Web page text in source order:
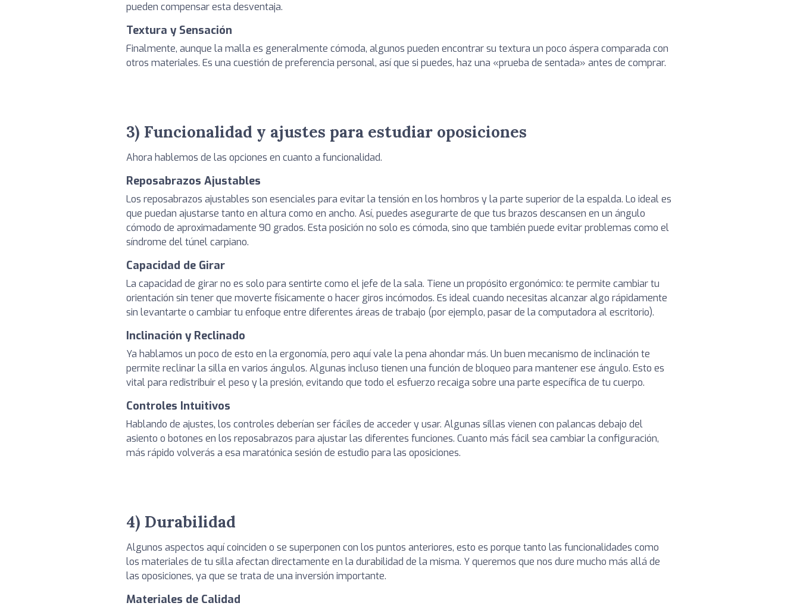
pueden compensar esta desventaja.
Textura y Sensación
Finalmente, aunque la malla es generalmente cómoda, algunos pueden encontrar su textura un poco áspera comparada con
otros materiales. Es una cuestión de preferencia personal, así que si puedes, haz una «prueba de sentada» antes de comprar.
3) Funcionalidad y ajustes para estudiar oposiciones
Ahora hablemos de las opciones en cuanto a funcionalidad.
Reposabrazos Ajustables
Los reposabrazos ajustables son esenciales para evitar la tensión en los hombros y la parte superior de la espalda. Lo ideal es
que puedan ajustarse tanto en altura como en ancho. Así, puedes asegurarte de que tus brazos descansen en un ángulo
cómodo de aproximadamente 90 grados. Esta posición no solo es cómoda, sino que también puede evitar problemas como el
síndrome del túnel carpiano.
Capacidad de Girar
La capacidad de girar no es solo para sentirte como el jefe de la sala. Tiene un propósito ergonómico: te permite cambiar tu
orientación sin tener que moverte físicamente o hacer giros incómodos. Es ideal cuando necesitas alcanzar algo rápidamente
sin levantarte o cambiar tu enfoque entre diferentes áreas de trabajo (por ejemplo, pasar de la computadora al escritorio).
Inclinación y Reclinado
Ya hablamos un poco de esto en la ergonomía, pero aquí vale la pena ahondar más. Un buen mecanismo de inclinación te
permite reclinar la silla en varios ángulos. Algunas incluso tienen una función de bloqueo para mantener ese ángulo. Esto es
vital para redistribuir el peso y la presión, evitando que todo el esfuerzo recaiga sobre una parte específica de tu cuerpo.
Controles Intuitivos
Hablando de ajustes, los controles deberían ser fáciles de acceder y usar. Algunas sillas vienen con palancas debajo del
asiento o botones en los reposabrazos para ajustar las diferentes funciones. Cuanto más fácil sea cambiar la configuración,
más rápido volverás a esa maratónica sesión de estudio para las oposiciones.
4) Durabilidad
Algunos aspectos aquí coinciden o se superponen con los puntos anteriores, esto es porque tanto las funcionalidades como
los materiales de tu silla afectan directamente en la durabilidad de la misma. Y queremos que nos dure mucho más allá de
las oposiciones, ya que se trata de una inversión importante.
Materiales de Calidad